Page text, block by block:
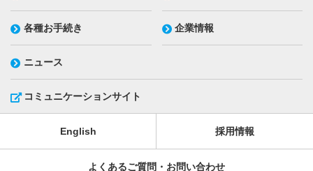
各種お手続き 企業情報
ニュース
コミュニケーションサイト
English 採用情報
よくあるご質問・お問い合わせ